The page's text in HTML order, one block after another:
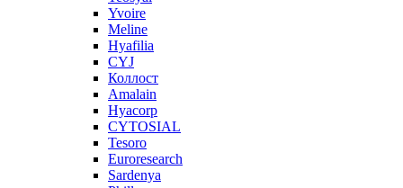
Yvoire
Meline
Hyafilia
CYJ
Коллост
Amalain
Hyacorp
CYTOSIAL
Tesoro
Euroresearch
Sardenya